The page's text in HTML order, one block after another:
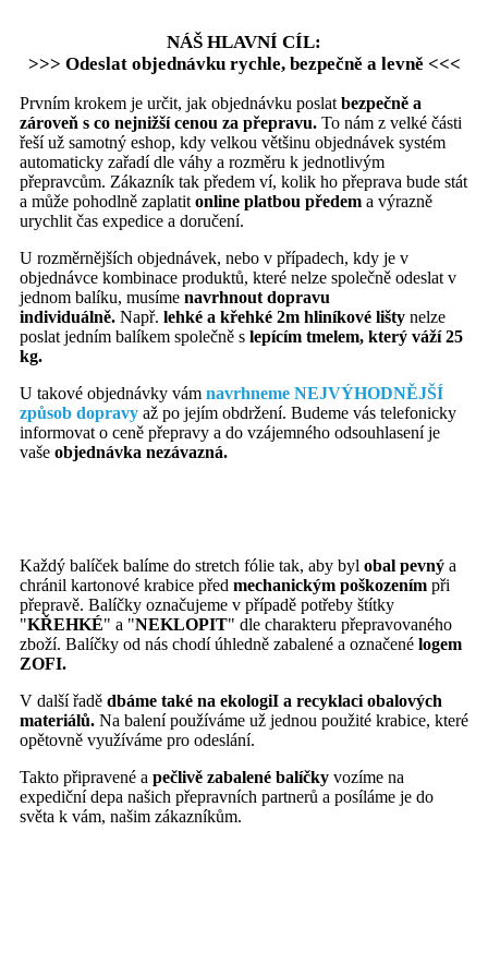
NÁŠ HLAVNÍ CÍL:
>>> Odeslat objednávku rychle, bezpečně a levně <<<
Prvním krokem je určit, jak objednávku poslat bezpečně a
zároveň s co nejnižší cenou za přepravu. To nám z velké části
řeší už samotný eshop, kdy velkou většinu objednávek systém
automaticky zařadí dle váhy a rozměru k jednotlivým
přepravcům. Zákazník tak předem ví, kolik ho přeprava bude stát
a může pohodlně zaplatit online platbou předem a výrazně
urychlit čas expedice a doručení.
U rozměrnějších objednávek, nebo v případech, kdy je v
objednávce kombinace produktů, které nelze společně odeslat v
jednom balíku, musíme navrhnout dopravu
individuálně. Např. lehké a křehké 2m hliníkové lišty nelze
poslat jedním balíkem společně s lepícím tmelem, který váží 25
kg.
U takové objednávky vám navrhneme NEJVÝHODNĚJŠÍ
způsob dopravy až po jejím obdržení. Budeme vás telefonicky
informovat o ceně přepravy a do vzájemného odsouhlasení je
vaše objednávka nezávazná.
Každý balíček balíme do stretch fólie tak, aby byl obal pevný a
chránil kartonové krabice před mechanickým poškozením při
přepravě. Balíčky označujeme v případě potřeby štítky
"KŘEHKÉ" a "NEKLOPIT" dle charakteru přepravovaného
zboží. Balíčky od nás chodí úhledně zabalené a označené logem
ZOFI.
V další řadě dbáme také na ekologiI a recyklaci obalových
materiálů. Na balení používáme už jednou použité krabice, které
opětovně využíváme pro odeslání.
Takto připravené a pečlivě zabalené balíčky vozíme na
expediční depa našich přepravních partnerů a posíláme je do
světa k vám, našim zákazníkům.